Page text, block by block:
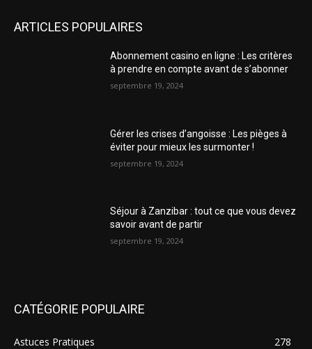
ARTICLES POPULAIRES
Abonnement casino en ligne : Les critères
à prendre en compte avant de s’abonner
septembre 19, 2024
Gérer les crises d’angoisse : Les pièges à
éviter pour mieux les surmonter !
septembre 19, 2024
Séjour à Zanzibar : tout ce que vous devez
savoir avant de partir
septembre 19, 2024
CATÉGORIE POPULAIRE
Astuces Pratiques
278